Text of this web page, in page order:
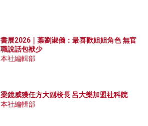
書展2026｜葉劉淑儀：最喜歡姐姐角色 無官
職說話包袱少
本社編輯部
梁鏡威獲任方大副校長 呂大樂加盟社科院
本社編輯部